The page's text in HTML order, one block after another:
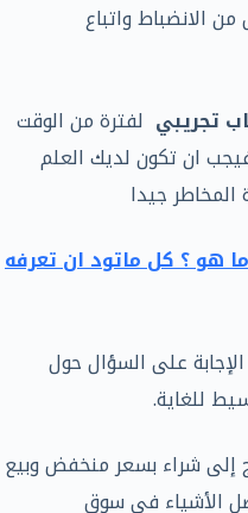
الانضباط واتباع
تجريبي لفترة من الوقت
ان تكون لديك العلم
المخاطر جيدا
هو ؟ كل ماتود ان تعرفه
الإجابة على السؤال حول
للغاية.
إلى شراء بسعر منخفض وبيع
الأشياء في سوق